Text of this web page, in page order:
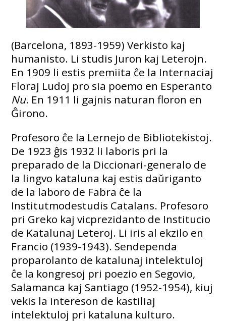
(Barcelona, ​​1893-1959) Verkisto kaj
humanisto. Li studis Juron kaj Leterojn.
En 1909 li estis premiita ĉe la Internaciaj
Floraj Ludoj pro sia poemo en Esperanto
Nu. En 1911 li gajnis naturan floron en
Ĝirono.
Profesoro ĉe la Lernejo de Bibliotekistoj.
De 1923 ĝis 1932 li laboris pri la
preparado de la Diccionari-generalo de
la lingvo kataluna kaj estis daŭriganto
de la laboro de Fabra ĉe la
Institutmodestudis Catalans. Profesoro
pri Greko kaj vicprezidanto de Institucio
de Katalunaj Leteroj. Li iris al ekzilo en
Francio (1939-1943). Sendependa
proparolanto de katalunaj intelektuloj
ĉe la kongresoj pri poezio en Segovio,
Salamanca kaj Santiago (1952-1954), kiuj
vekis la intereson de kastiliaj
intelektuloj pri kataluna kulturo.